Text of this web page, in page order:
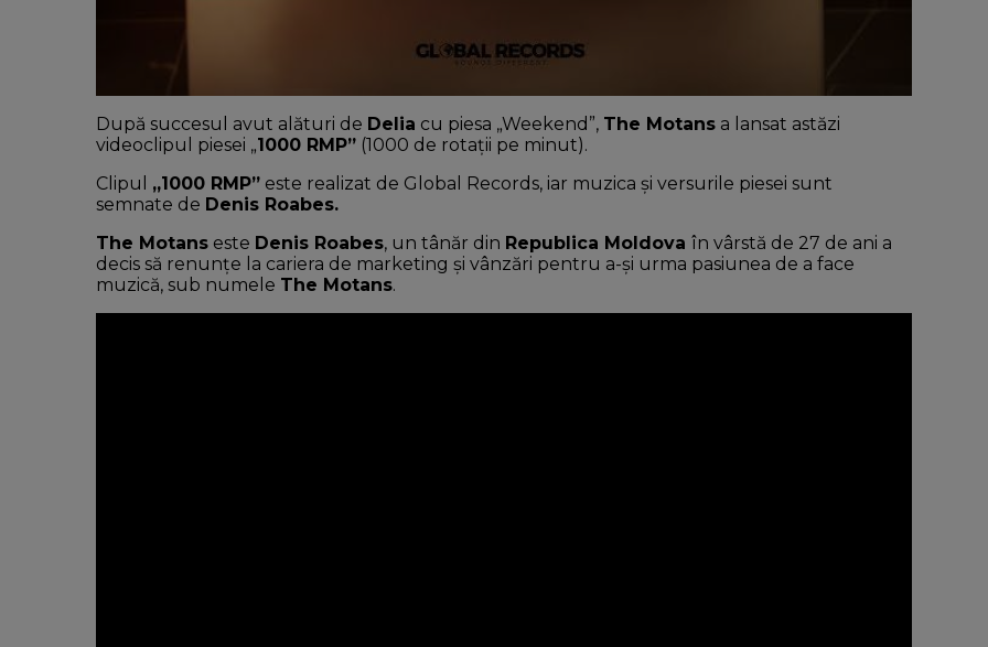
După succesul avut alături de Delia cu piesa „Weekend”, The Motans a lansat astăzi
videoclipul piesei „1000 RMP” (1000 de rotaţii pe minut).
Clipul „1000 RMP” este realizat de Global Records, iar muzica şi versurile piesei sunt
semnate de Denis Roabes.
The Motans este Denis Roabes, un tânăr din Republica Moldova în vârstă de 27 de ani a
decis să renunţe la cariera de marketing şi vânzări pentru a-şi urma pasiunea de a face
muzică, sub numele The Motans.